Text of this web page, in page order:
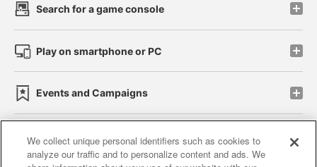
Search for a game console
Play on smartphone or PC
Events and Campaigns
Affiliate Sustainability site policy privacy policy
We collect unique personal identifiers such as cookies to
analyze our traffic and to personalize content and ads. We